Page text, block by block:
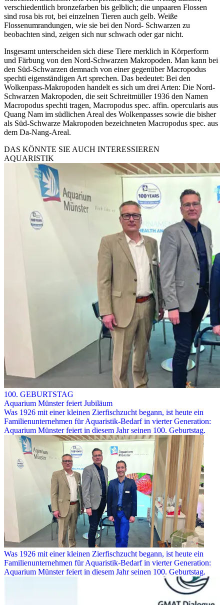
verschiedentlich bronzefarben bis gelblich; die unpaaren Flossen
sind rosa bis rot, bei einzelnen Tieren auch gelb. Weiße
Flossenumrandungen, wie sie bei den Nord- Schwarzen zu
beobachten sind, zeigen sich nur schwach oder gar nicht.
Insgesamt unterscheiden sich diese Tiere merklich in Körperform
und Färbung von den Nord-Schwarzen Makropoden. Man kann bei
den Süd-Schwarzen demnach von einer gegenüber Macropodus
spechti eigenständigen Art sprechen. Das bedeutet: Bei den
Wolkenpass-Makropoden handelt es sich um drei Arten: Die Nord-
Schwarzen Makropoden, die seit Schreitmüller 1936 den Namen
Macropodus spechti tragen, Macropodus spec. affin. opercularis aus
Quang Nam im südlichen Areal des Wolkenpasses sowie die bisher
als Süd-Schwarze Makropoden bezeichneten Macropodus spec. aus
dem Da-Nang-Areal.
DAS KÖNNTE SIE AUCH INTERESSIEREN
AQUARISTIK
100. GEBURTSTAG
Aquarium Münster feiert Jubiläum
Was 1926 mit einer kleinen Zierfischzucht begann, ist heute ein
Familienunternehmen für Aquaristik-Bedarf in vierter Generation:
Aquarium Münster feiert in diesem Jahr seinen 100. Geburtstag.
Was 1926 mit einer kleinen Zierfischzucht begann, ist heute ein
Familienunternehmen für Aquaristik-Bedarf in vierter Generation:
Aquarium Münster feiert in diesem Jahr seinen 100. Geburtstag.